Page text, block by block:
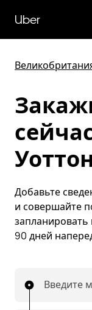
перейти
к
содержимому
Uber
Уоттон
Добавьте
и совершайте
запланировать
90 дней
Введите